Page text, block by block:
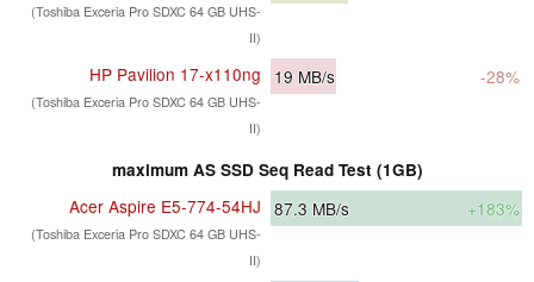
(Toshiba Exceria Pro SDXC 64 GB UHS-
II)
HP Pavilion 17-x110ng
(Toshiba Exceria Pro SDXC 64 GB UHS-
II)
19 MB/s -28%
maximum AS SSD Seq Read Test (1GB)
Acer Aspire E5-774-54HJ
(Toshiba Exceria Pro SDXC 64 GB UHS-
II)
87.3 MB/s +183%